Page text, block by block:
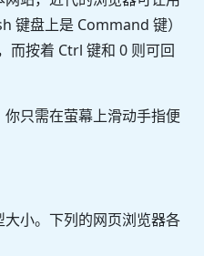
键盘上是 Command 键）
而按着 Ctrl 键和 0 则可回
只需在萤幕上滑动手指便
小。下列的网页浏览器各